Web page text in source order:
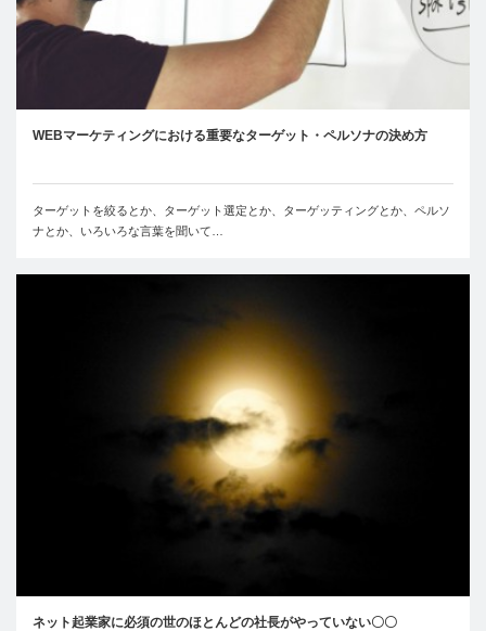
WEBマーケティングにおける重要なターゲット・ペルソナの決め方
ターゲットを絞るとか、ターゲット選定とか、ターゲッティングとか、ペルソ
ナとか、いろいろな言葉を聞いて…
ネット起業家に必須の世のほとんどの社長がやっていない〇〇